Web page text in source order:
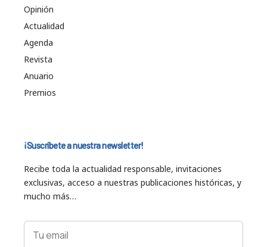
Opinión
Actualidad
Agenda
Revista
Anuario
Premios
¡Suscríbete a nuestra newsletter!
Recibe toda la actualidad responsable, invitaciones
exclusivas, acceso a nuestras publicaciones históricas, y
mucho más…